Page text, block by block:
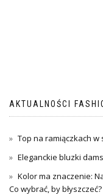
AKTUALNOŚCI
Top na ramiączkach w
Eleganckie bluzki
Kolor ma znaczenie:
Co wybrać, by błyszczeć?